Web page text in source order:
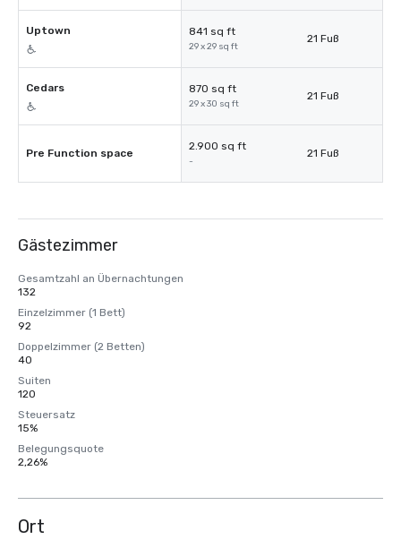
Uptown 841 sq ft
29 x 29 sq ft
21 Fuß
Cedars 870 sq ft
29 x 30 sq ft
21 Fuß
Pre Function space
2.900 sq ft
-
21 Fuß
Gästezimmer
Gesamtzahl an Übernachtungen
132
Einzelzimmer (1 Bett)
92
Doppelzimmer (2 Betten)
40
Suiten
120
Steuersatz
15%
Belegungsquote
2,26%
Ort